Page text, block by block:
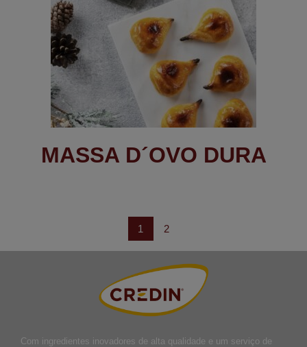
MASSA D´OVO DURA
1 2
Com ingredientes inovadores de alta qualidade e um serviço de